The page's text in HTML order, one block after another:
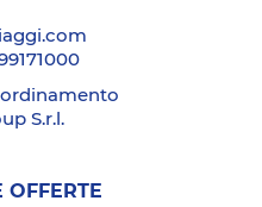
S.r.l.
OFFERTE